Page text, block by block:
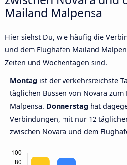
Mailand Malpensa
Hier siehst Du, wie häufig die
und dem Flughafen Mailand
Zeiten und Wochentagen sind.
Montag ist der verkehrsreichste
täglichen Bussen von Novara zum
Malpensa. Donnerstag hat
Verbindungen, mit nur 12
zwischen Novara und dem